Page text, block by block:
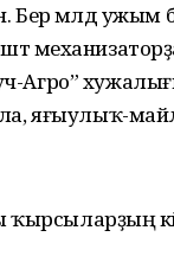
мәлдә ужым
Агро”
яғыулыҡ-